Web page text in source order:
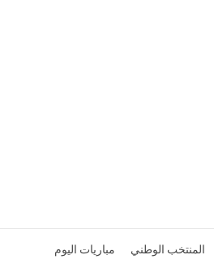
المنتخب الوطني مباريات اليوم